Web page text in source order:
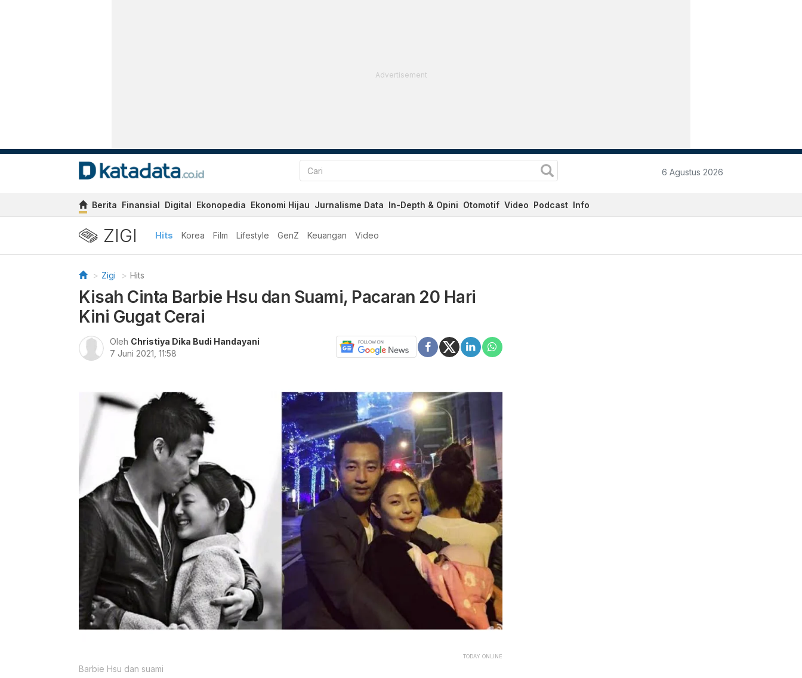
Advertisement
6 Agustus 2026
Berita Finansial Digital Ekonopedia Ekonomi Hijau Jurnalisme Data In-Depth & Opini Otomotif Video Podcast Info
ZIGI Hits Korea Film Lifestyle GenZ Keuangan Video
Zigi Hits
Kisah Cinta Barbie Hsu dan Suami, Pacaran 20 Hari
Kini Gugat Cerai
Oleh Christiya Dika Budi Handayani
7 Juni 2021, 11:58
TODAY ONLINE
Barbie Hsu dan suami